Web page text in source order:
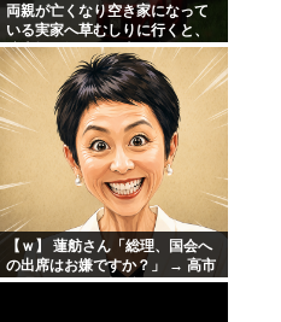
両親が亡くなり空き家になって
いる実家へ草むしりに行くと、
駐車場に知らない車が停まって
いた→即警察を呼んだ結果、衝
撃の事実が判明・・・
【ｗ】 蓮舫さん「総理、国会へ
の出席はお嫌ですか？」 → 高市
総理のマジレス炸裂 → ｗｗｗｗ